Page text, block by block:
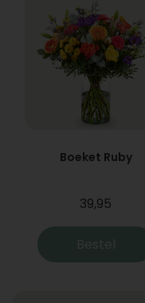
Boeket Ruby
39,95
Bestel